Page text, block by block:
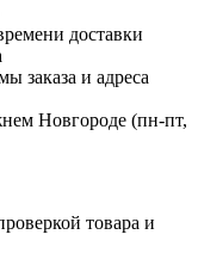
доставки
заказа и адреса
Новгороде (пн-пт,
товара и